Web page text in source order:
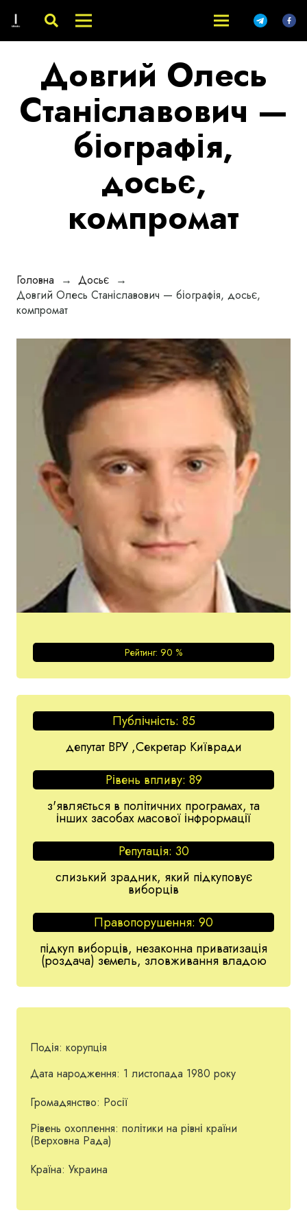
Довгий Олесь
Станіславович —
біографія,
досьє,
компромат
Головна → Досьє →
Довгий Олесь Станіславович — біографія, досьє,
компромат
Рейтинг: 90 %
Публічність: 85
депутат ВРУ ,Секретар Київради
Рівень впливу: 89
з'являється в політичних програмах, та
інших засобах масової інфрормації
Репутація: 30
слизький зрадник, який підкуповує
виборців
Правопорушення: 90
підкуп виборців, незаконна приватизація
(роздача) земель, зловживання владою
Подія: корупція
Дата народження: 1 листопада 1980 року
Громадянство: Росії
Рівень охоплення: політики на рівні країни
(Верховна Рада)
Країна: Украина